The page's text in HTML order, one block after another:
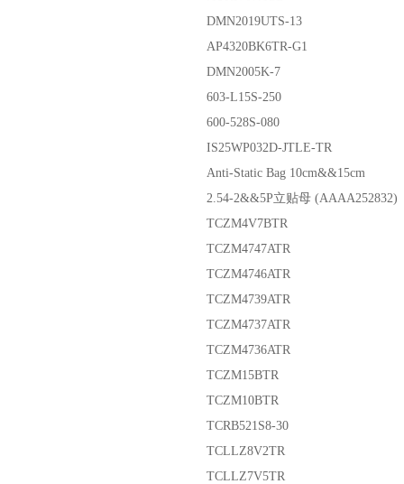
DMN2019UTS-13
AP4320BK6TR-G1
DMN2005K-7
603-L15S-250
600-528S-080
IS25WP032D-JTLE-TR
Anti-Static Bag 10cm&&15cm
2.54-2&&5P立贴母 (AAAA252832)
TCZM4V7BTR
TCZM4747ATR
TCZM4746ATR
TCZM4739ATR
TCZM4737ATR
TCZM4736ATR
TCZM15BTR
TCZM10BTR
TCRB521S8-30
TCLLZ8V2TR
TCLLZ7V5TR